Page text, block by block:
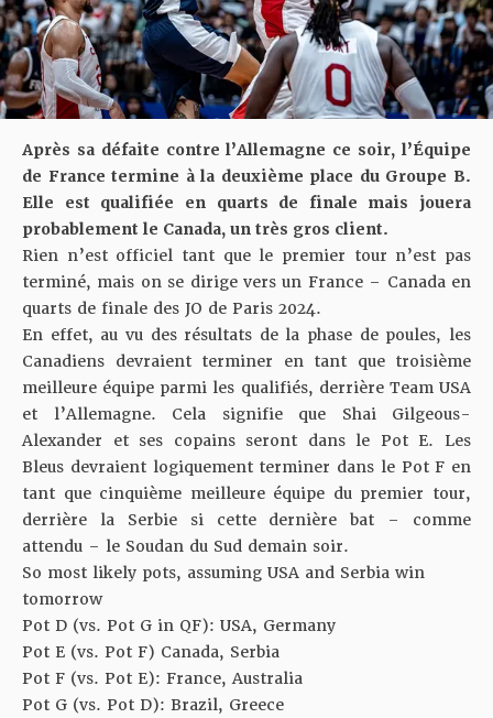
Après sa défaite contre l’Allemagne ce soir, l’Équipe
de France termine à la deuxième place du Groupe B.
Elle est qualifiée en quarts de finale mais jouera
probablement le Canada, un très gros client.
Rien n’est officiel tant que le premier tour n’est pas
terminé, mais on se dirige vers un France – Canada en
quarts de finale des JO de Paris 2024.
En effet, au vu des résultats de la phase de poules, les
Canadiens devraient terminer en tant que troisième
meilleure équipe parmi les qualifiés, derrière Team USA
et l’Allemagne. Cela signifie que Shai Gilgeous-
Alexander et ses copains seront dans le Pot E. Les
Bleus devraient logiquement terminer dans le Pot F en
tant que cinquième meilleure équipe du premier tour,
derrière la Serbie si cette dernière bat – comme
attendu – le Soudan du Sud demain soir.
So most likely pots, assuming USA and Serbia win
tomorrow
Pot D (vs. Pot G in QF): USA, Germany
Pot E (vs. Pot F) Canada, Serbia
Pot F (vs. Pot E): France, Australia
Pot G (vs. Pot D): Brazil, Greece